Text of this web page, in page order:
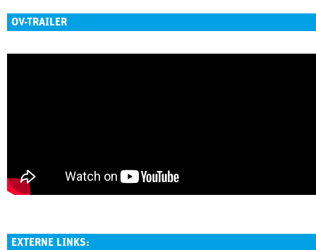
OV-TRAILER
EXTERNE LINKS: